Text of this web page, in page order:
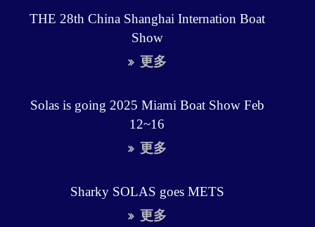
THE 28th China Shanghai Internation Boat
Show
更多
Solas is going 2025 Miami Boat Show Feb
12~16
更多
Sharky SOLAS goes METS
更多